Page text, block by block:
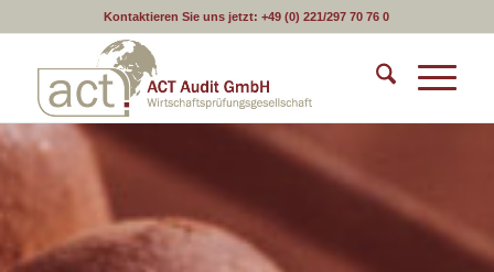
Kontaktieren Sie uns jetzt:+49 (0) 221/297 70 76 0